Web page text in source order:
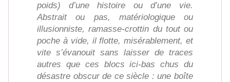
poids) d’une histoire ou d’une vie.
Abstrait ou pas, matériologique ou
illusionniste, ramasse-crottin du tout ou
poche à vide, il flotte, misérablement, et
vite s’évanouit sans laisser de traces
autres que ces blocs ici-bas chus du
désastre obscur de ce siècle : une boîte